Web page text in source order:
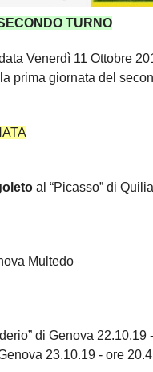
TURNO
Venerdì 11 Ottobre
prima giornata del
al “Picasso” di
Multedo
di Genova 22.10.19
23.10.19 - ore